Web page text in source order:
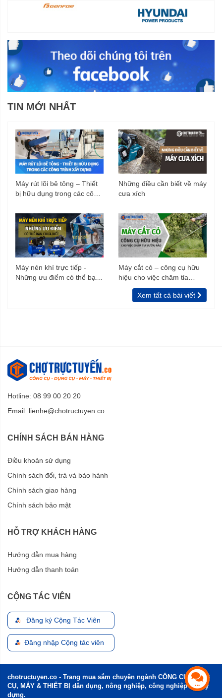
TIN MỚI NHẤT
Máy rút lõi bê tông – Thiết
bị hữu dụng trong các công
Những điều cần biết về máy
cưa xích
Máy nén khí trực tiếp -
Những ưu điểm có thể bạn
Máy cắt cỏ – công cụ hữu
hiệu cho việc chăm tỉa
vườn, rào
Xem tất cả bài viết
Hotline: 08 99 00 20 20
Email: lienhe@chotructuyen.co
CHÍNH SÁCH BÁN HÀNG
Điều khoản sử dụng
Chính sách đổi, trả và bảo hành
Chính sách giao hàng
Chính sách bảo mật
HỖ TRỢ KHÁCH HÀNG
Hướng dẫn mua hàng
Hướng dẫn thanh toán
CỘNG TÁC VIÊN
Đăng ký Cộng Tác Viên
Đăng nhập Cộng tác viên
chotructuyen.co - Trang mua sắm chuyên ngành CÔNG CỤ, DỤNG
CỤ, MÁY & THIẾT BỊ dân dụng, nông nghiệp, công nghiệp và xây
dựng.